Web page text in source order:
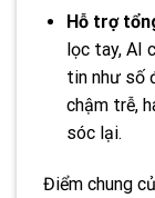
Hỗ trợ
lọc tay, AI
tin như số
chậm trễ,
sóc lại.
Điểm chung